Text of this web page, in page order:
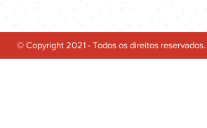
© Copyright 2021 - Todos os direitos reservados.